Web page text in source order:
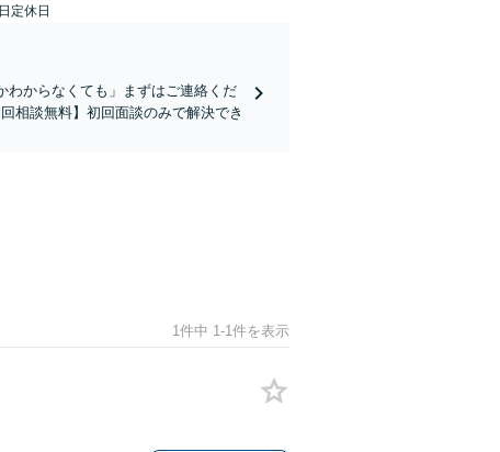
定休日
わからなくても」まずはご連絡くだ
相談無料】初回面談のみで解決でき
1件中 1-1件を表示